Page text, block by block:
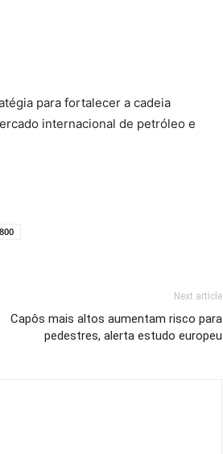
para fortalecer a cadeia
internacional de petróleo e
Next article
Capôs mais altos aumentam risco para
pedestres, alerta estudo europeu